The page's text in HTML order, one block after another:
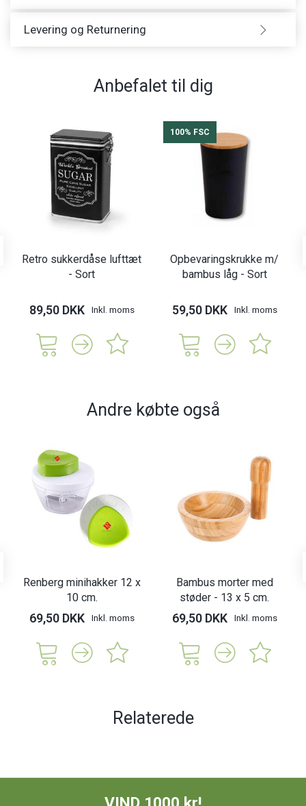
Levering og Returnering
Anbefalet til dig
Retro sukkerdåse lufttæt
- Sort
89,50 DKK Inkl. moms
100% FSC
Opbevaringskrukke m/
bambus låg - Sort
59,50 DKK Inkl. moms
Andre købte også
Renberg minihakker 12 x
10 cm.
69,50 DKK Inkl. moms
Bambus morter med
støder - 13 x 5 cm.
69,50 DKK Inkl. moms
Relaterede